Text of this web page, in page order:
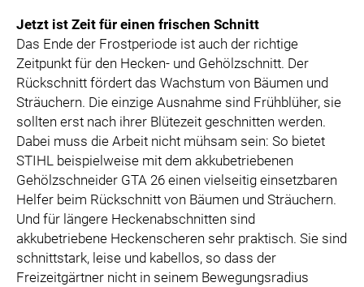
Jetzt ist Zeit für einen frischen Schnitt
Das Ende der Frostperiode ist auch der richtige
Zeitpunkt für den Hecken- und Gehölzschnitt. Der
Rückschnitt fördert das Wachstum von Bäumen und
Sträuchern. Die einzige Ausnahme sind Frühblüher, sie
sollten erst nach ihrer Blütezeit geschnitten werden.
Dabei muss die Arbeit nicht mühsam sein: So bietet
STIHL beispielweise mit dem akkubetriebenen
Gehölzschneider GTA 26 einen vielseitig einsetzbaren
Helfer beim Rückschnitt von Bäumen und Sträuchern.
Und für längere Heckenabschnitten sind
akkubetriebene Heckenscheren sehr praktisch. Sie sind
schnittstark, leise und kabellos, so dass der
Freizeitgärtner nicht in seinem Bewegungsradius